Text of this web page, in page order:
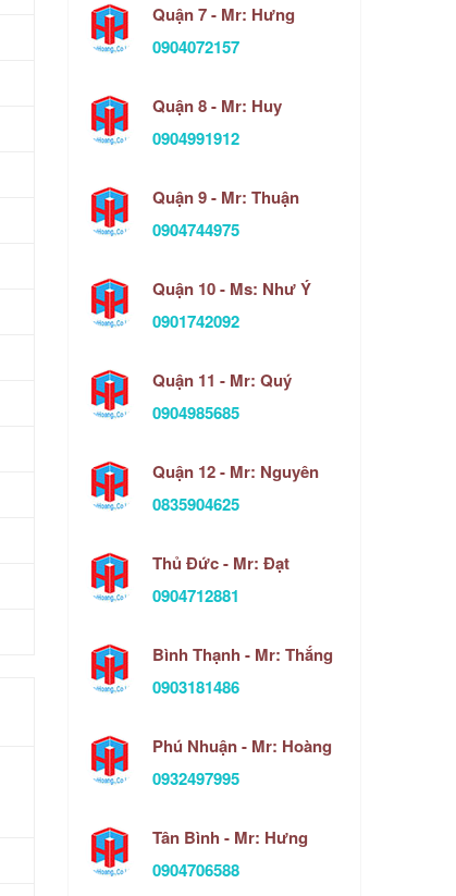
Quận 7 - Mr: Hưng
0904072157
Quận 8 - Mr: Huy
0904991912
Quận 9 - Mr: Thuận
0904744975
Quận 10 - Ms: Như Ý
0901742092
Quận 11 - Mr: Quý
0904985685
Quận 12 - Mr: Nguyên
0835904625
Thủ Đức - Mr: Đạt
0904712881
Bình Thạnh - Mr: Thắng
0903181486
Phú Nhuận - Mr: Hoàng
0932497995
Tân Bình - Mr: Hưng
0904706588